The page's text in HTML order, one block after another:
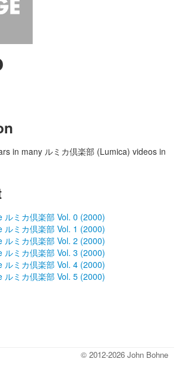
in many ルミカ倶楽部 (Lumica) videos in
ルミカ倶楽部 Vol. 0 (2000)
ルミカ倶楽部 Vol. 1 (2000)
ルミカ倶楽部 Vol. 2 (2000)
ルミカ倶楽部 Vol. 3 (2000)
ルミカ倶楽部 Vol. 4 (2000)
ルミカ倶楽部 Vol. 5 (2000)
© 2012-2026 John Bohne